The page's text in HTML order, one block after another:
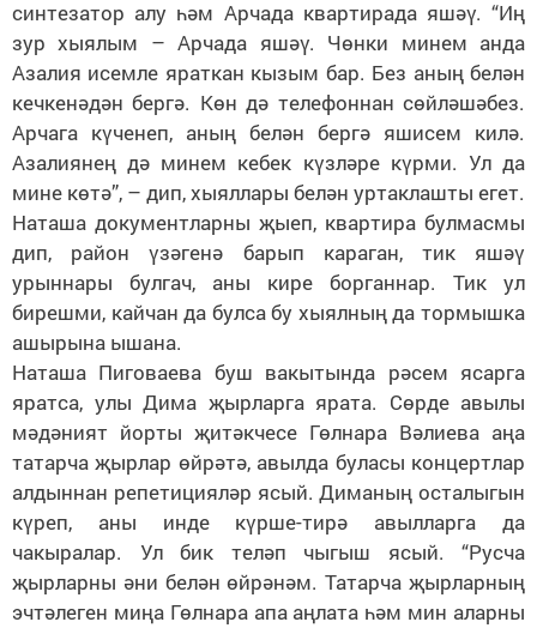
синтезатор алу һәм Арчада квартирада яшәү. “Иң
зур хыялым – Арчада яшәү. Чөнки минем анда
Азалия исемле яраткан кызым бар. Без аның белән
кечкенәдән бергә. Көн дә телефоннан сөйләшәбез.
Арчага күченеп, аның белән бергә яшисем килә.
Азалиянең дә минем кебек күзләре күрми. Ул да
мине көтә”, – дип, хыяллары белән уртаклашты егет.
Наташа документларны җыеп, квартира булмасмы
дип, район үзәгенә барып караган, тик яшәү
урыннары булгач, аны кире борганнар. Тик ул
бирешми, кайчан да булса бу хыялның да тормышка
ашырына ышана.
Наташа Пиговаева буш вакытында рәсем ясарга
яратса, улы Дима җырларга ярата. Сөрде авылы
мәдәният йорты җитәкчесе Гөлнара Вәлиева аңа
татарча җырлар өйрәтә, авылда буласы концертлар
алдыннан репетицияләр ясый. Диманың осталыгын
күреп, аны инде күрше-тирә авылларга да
чакыралар. Ул бик теләп чыгыш ясый. “Русча
җырларны әни белән өйрәнәм. Татарча җырларның
эчтәлеген миңа Гөлнара апа аңлата һәм мин аларны